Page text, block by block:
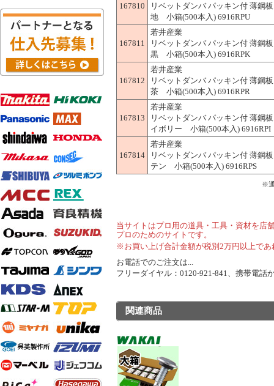
167810
リベットダンバ パッキン付 薄
地 小箱(500本入) 6916RPU
167811
若井産業
リベットダンバ パッキン付 薄
黒 小箱(500本入) 6916RPK
167812
若井産業
リベットダンバ パッキン付 薄
茶 小箱(500本入) 6916RPR
167813
若井産業
リベットダンバ パッキン付 薄
イボリー 小箱(500本入) 6916RPI
167814
若井産業
リベットダンバ パッキン付 薄
テン 小箱(500本入) 6916RPS
※
当サイトはプロ用の道具・工具・資材を店
プロのためのサイトです。
※お買い上げ合計金額が税別2万円以上で
お電話でのご注文は...
フリーダイヤル：0120-921-841、携帯電
関連商品